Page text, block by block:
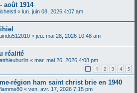
août 1914
« lun. juin 08, 2026 4:07 am
« jeu. mai 28, 2026 10:48 am
réalité
« mar. mai 26, 2026 4:08 pm
1 2 3 4 5
région ham saint christ brie en 1940
« ven. avr. 17, 2026 7:15 pm